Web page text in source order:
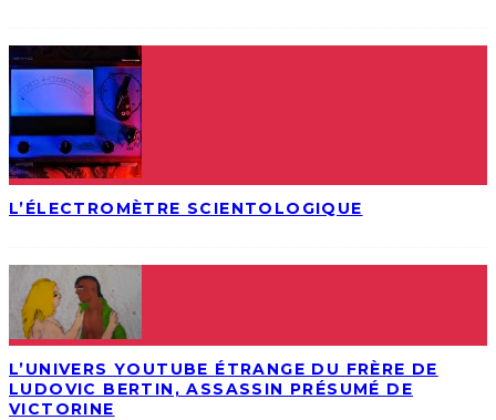
L’ÉLECTROMÈTRE SCIENTOLOGIQUE
L’UNIVERS YOUTUBE ÉTRANGE DU FRÈRE DE
LUDOVIC BERTIN, ASSASSIN PRÉSUMÉ DE
VICTORINE